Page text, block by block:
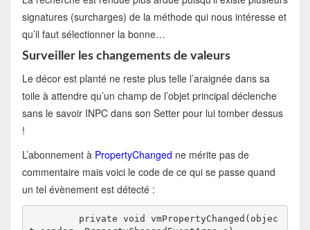
signatures (surcharges) de la méthode qui nous intéresse et
qu’il faut sélectionner la bonne…
Surveiller les changements de valeurs
Le décor est planté ne reste plus telle l’araignée dans sa
toile à attendre qu’un champ de l’objet principal déclenche
sans le savoir INPC dans son Setter pour lui tomber dessus
!
L’abonnement à PropertyChanged ne mérite pas de
commentaire mais voici le code de ce qui se passe quand
un tel évènement est détecté :